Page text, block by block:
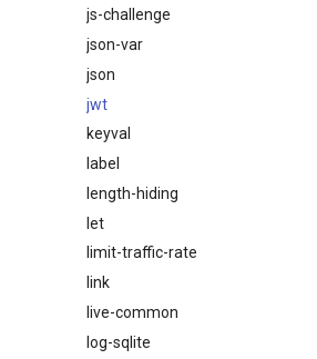
js-challenge
json-var
json
jwt
keyval
label
length-hiding
let
limit-traffic-rate
link
live-common
log-sqlite